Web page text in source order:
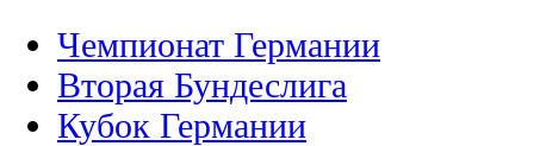
Чемпионат Германии
Вторая Бундеслига
Кубок Германии